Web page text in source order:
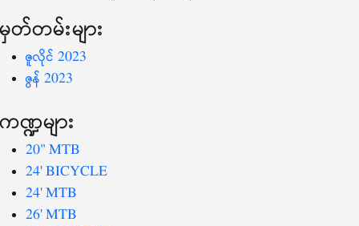
မှတ်တမ်းများ
ဇူလိုင် 2023
ဇွန် 2023
ကဏ္ဍများ
20" MTB
24' BICYCLE
24' MTB
26' MTB